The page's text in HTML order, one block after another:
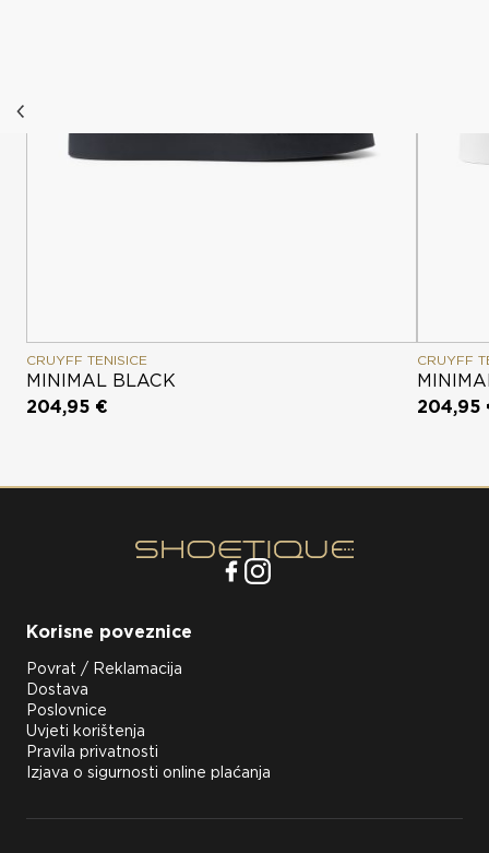
CRUYFF TENISICE
MINIMAL BLACK
204,95 €
CRUYFF
204,95
Korisne poveznice
Povrat / Reklamacija
Dostava
Poslovnice
Uvjeti korištenja
Pravila privatnosti
Izjava o sigurnosti online plaćanja